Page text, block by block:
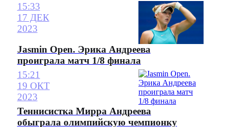
15:33
17 ДЕК
2023
Jasmin Open. Эрика Андреева
проиграла матч 1/8 финала
15:21
19 ОКТ
2023
Теннисистка Мирра Андреева
обыграла олимпийскую чемпионку